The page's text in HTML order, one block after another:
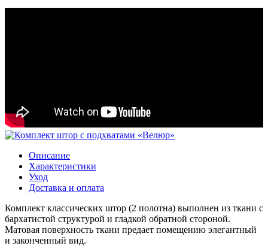
Описание
Характеристики
Уход
Доставка и оплата
Комплект классических штор (2 полотна) выполнен из ткани с
бархатистой структурой и гладкой обратной стороной.
Матовая поверхность ткани предает помещению элегантный
и законченный вид.